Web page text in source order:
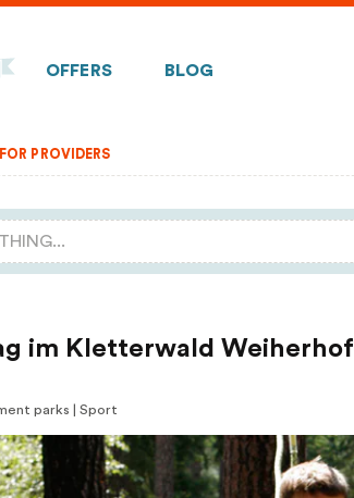
OFFERS BLOG
FOR PROVIDERS
im Kletterwald Weiherhof
parks | Sport